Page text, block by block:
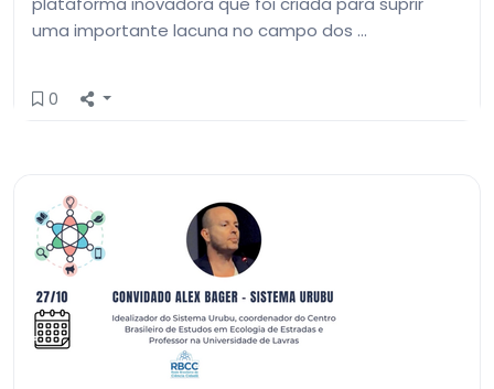
uma importante lacuna no campo dos …
0